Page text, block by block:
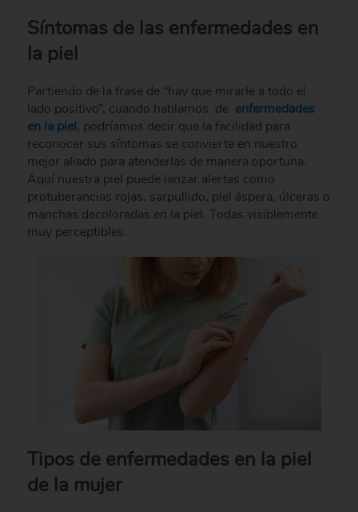
Síntomas de las enfermedades en
la piel
Partiendo de la frase de “hay que mirarle a todo el
lado positivo”, cuando hablamos de enfermedades
en la piel, podríamos decir que la facilidad para
reconocer sus síntomas se convierte en nuestro
mejor aliado para atenderlas de manera oportuna.
Aquí nuestra piel puede lanzar alertas como
protuberancias rojas, sarpullido, piel áspera, úlceras o
manchas decoloradas en la piel. Todas visiblemente
muy perceptibles.
Tipos de enfermedades en la piel
de la mujer